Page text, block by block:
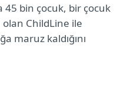
45 bin çocuk, bir çocuk
ChildLine ile
maruz kaldığını